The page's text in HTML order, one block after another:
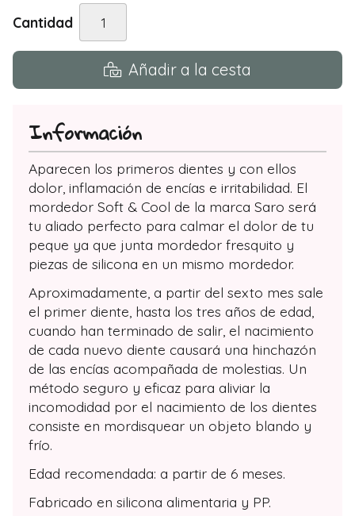
Cantidad
Añadir a la cesta
Información
Aparecen los primeros dientes y con ellos
dolor, inflamación de encías e irritabilidad. El
mordedor Soft & Cool de la marca Saro será
tu aliado perfecto para calmar el dolor de tu
peque ya que junta mordedor fresquito y
piezas de silicona en un mismo mordedor.
Aproximadamente, a partir del sexto mes sale
el primer diente, hasta los tres años de edad,
cuando han terminado de salir, el nacimiento
de cada nuevo diente causará una hinchazón
de las encías acompañada de molestias. Un
método seguro y eficaz para aliviar la
incomodidad por el nacimiento de los dientes
consiste en mordisquear un objeto blando y
frío.
Edad recomendada: a partir de 6 meses.
Fabricado en silicona alimentaria y PP.